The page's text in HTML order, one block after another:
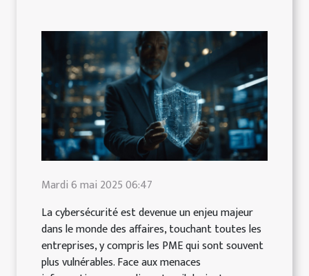
Mardi 6 mai 2025 06:47
La cybersécurité est devenue un enjeu majeur
dans le monde des affaires, touchant toutes les
entreprises, y compris les PME qui sont souvent
plus vulnérables. Face aux menaces